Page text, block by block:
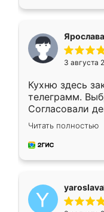
Ярослава
3 августа
Кухню здесь
телеграмм.
Согласовали
недели кухня
довольны
мебель за
Читать полностью